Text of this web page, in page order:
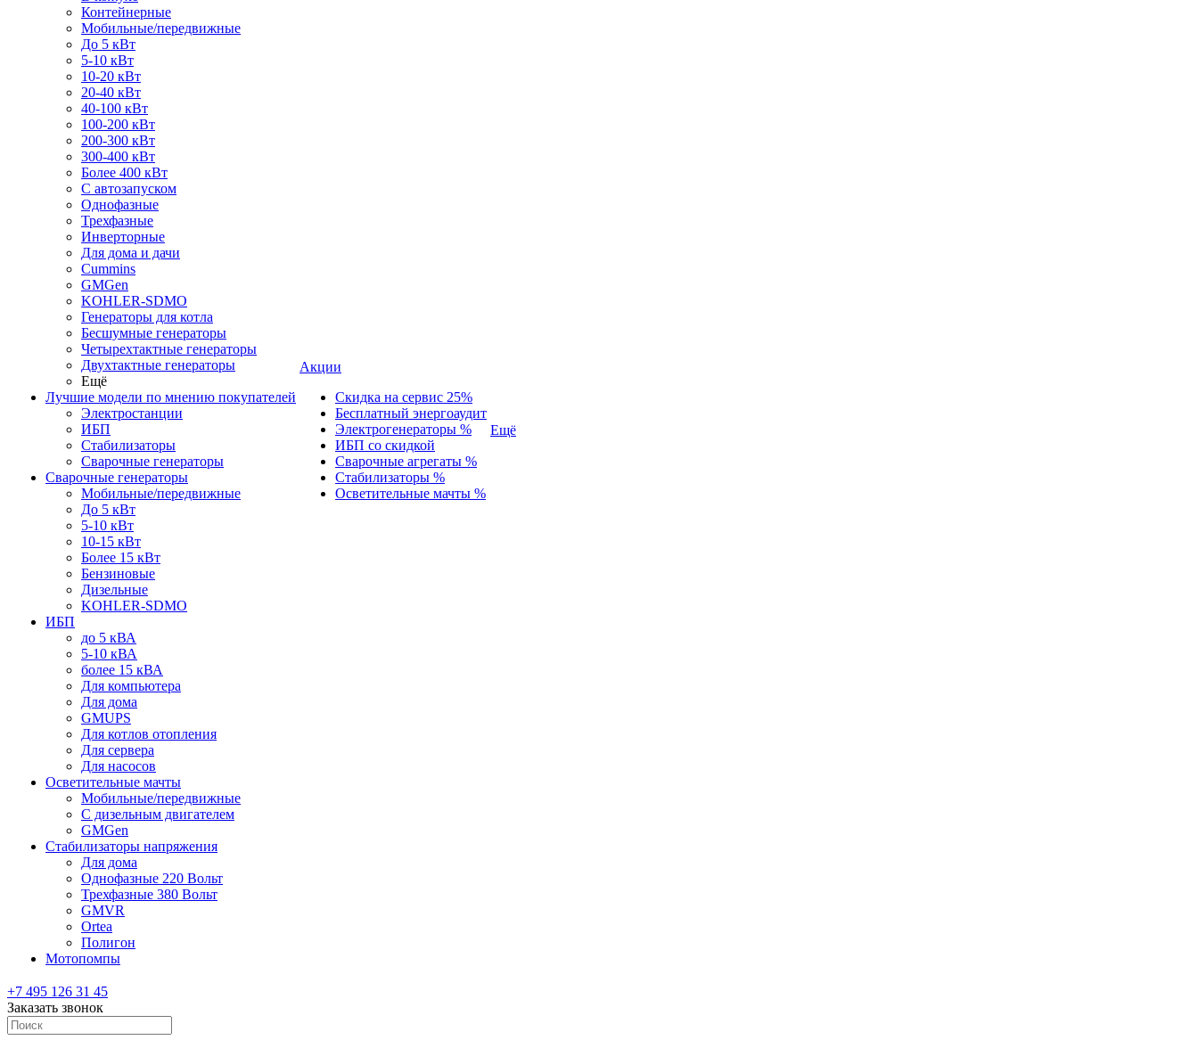
Контейнерные
Мобильные/передвижные
До 5 кВт
5-10 кВт
10-20 кВт
20-40 кВт
40-100 кВт
100-200 кВт
200-300 кВт
300-400 кВт
Более 400 кВт
С автозапуском
Однофазные
Трехфазные
Инверторные
Для дома и дачи
Cummins
GMGen
KOHLER-SDMO
Генераторы для котла
Бесшумные генераторы
Четырехтактные генераторы
Двухтактные генераторы
Ещё
Лучшие модели по мнению покупателей
Электростанции
ИБП
Стабилизаторы
Сварочные генераторы
Сварочные генераторы
Мобильные/передвижные
До 5 кВт
5-10 кВт
10-15 кВт
Более 15 кВт
Бензиновые
Дизельные
KOHLER-SDMO
ИБП
до 5 кВА
5-10 кВА
более 15 кВА
Для компьютера
Для дома
GMUPS
Для котлов отопления
Для сервера
Для насосов
Осветительные мачты
Мобильные/передвижные
С дизельным двигателем
GMGen
Стабилизаторы напряжения
Для дома
Однофазные 220 Вольт
Трехфазные 380 Вольт
GMVR
Ortea
Полигон
Мотопомпы
Акции
Скидка на сервис 25%
Бесплатный энергоаудит
Электрогенераторы %
ИБП со скидкой
Сварочные агрегаты %
Стабилизаторы %
Осветительные мачты %
Ещё
+7 495 126 31 45
Заказать звонок